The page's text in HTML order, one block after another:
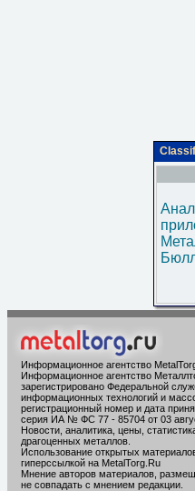
Информационное агентство
Информационное агентство
зарегистрировано Федеральной
информационных технологий и
регистрационный номер и дата
серия ИА № ФС 77 - 85704 от 03
Новости, аналитика, цены,
драгоценных металлов.
Использование открытых
гиперссылкой на MetalTorg.Ru
Мнение авторов материалов,
не совпадать с мнением редакции.